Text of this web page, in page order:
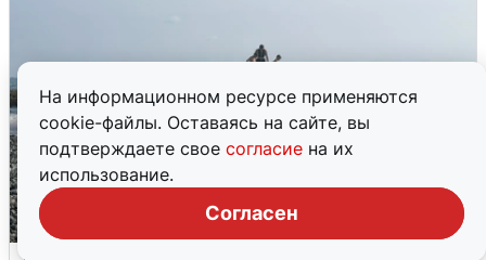
На информационном ресурсе применяются
cookie-файлы. Оставаясь на сайте, вы
подтверждаете свое согласие на их
использование.
Согласен